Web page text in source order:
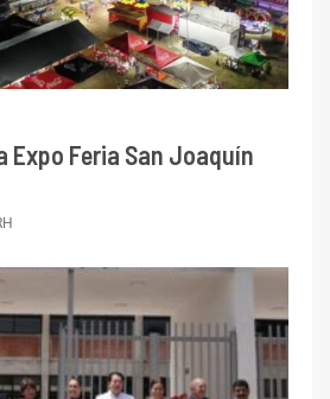
Feria San Joaquín